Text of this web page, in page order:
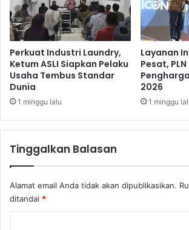
i
h
T
i
n
g
g
i
K
g
d
i
B
e
k
a
Perkuat Industri Laundry,
Ketum ASLI Siapkan Pelaku
Usaha Tembus Standar
Dunia
1 minggu lalu
Layanan
Pesat,
2026
1 minggu
Tinggalkan Balasan
Alamat email Anda tidak akan dipublikasikan.
ditandai *